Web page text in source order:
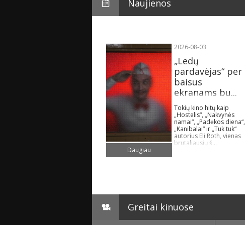
Naujienos
Daugiau
2026-08-03
„Ledų
pardavėjas“ per
baisus
ekranams bu...
Tokių kino hitų kaip
„Hostelis“, „Nakvynės
namai“, „Padėkos diena“,
„Kanibalai“ ir „Tuk tuk“
autorius Eli Roth, vienas
brutaliausių š...
Greitai kinuose